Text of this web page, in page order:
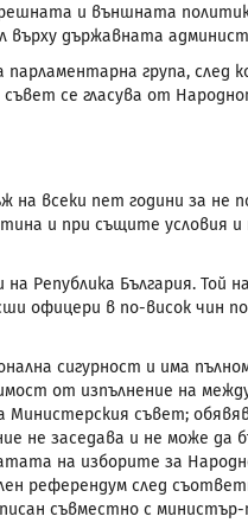
и външната
държавната
група, след
се гласува от
на всеки пет години за не
и при същите условия и
Република България. Той
офицери в по-висок чин
сигурност и има
от изпълнение на
съвет;
не заседава и не може да
на изборите за
референдум след
съвместно с